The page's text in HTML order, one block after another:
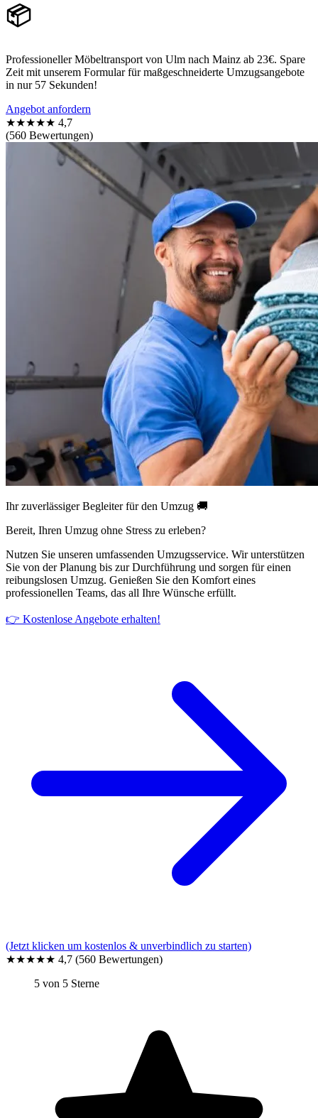
📦
Professioneller Möbeltransport von Ulm nach Mainz ab 23€. Spare
Zeit mit unserem Formular für maßgeschneiderte Umzugsangebote
in nur 57 Sekunden!
Angebot anfordern
★★★★★ 4,7
(560 Bewertungen)
Ihr zuverlässiger Begleiter für den Umzug 🚚
Bereit, Ihren Umzug ohne Stress zu erleben?
Nutzen Sie unseren umfassenden Umzugsservice. Wir unterstützen
Sie von der Planung bis zur Durchführung und sorgen für einen
reibungslosen Umzug. Genießen Sie den Komfort eines
professionellen Teams, das all Ihre Wünsche erfüllt.
👉 Kostenlose Angebote erhalten!
(Jetzt klicken um kostenlos & unverbindlich zu starten)
★★★★★ 4,7 (560 Bewertungen)
5 von 5 Sterne